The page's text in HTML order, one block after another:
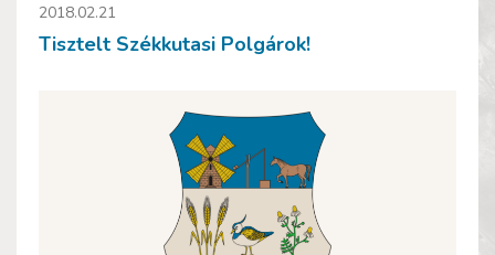
2018.02.21
Tisztelt Székkutasi Polgárok!